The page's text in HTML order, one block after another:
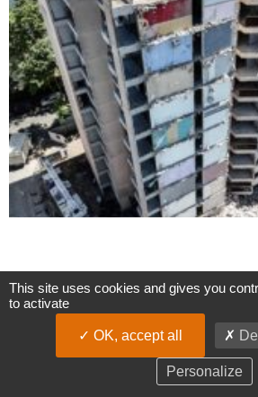
This site uses cookies and gives you
to activate
OK, accept all
Personalize